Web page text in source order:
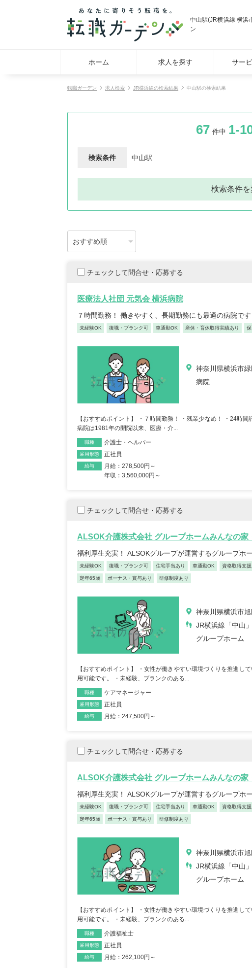
中山駅(JR横浜線 横浜
ン
ホーム 求人を探す サー
転職ガーデン 求人検索 JR横浜線の検索結果 中山駅の検索結果
67 件中 1-
検索条件 中山駅
検索条件を
チェックして問合せ・応募する
医療法人社団 元気会 横浜病院
７時間勤務！ 働きやすく、長期勤務にも最適の病院です
未経験OK 復職・ブランク可 車通勤OK 産休・育休取得実績あり
神奈川県横浜市
病院
【おすすめポイント】 ・７時間勤務！ ・残業少なめ！ ・24時
病院は1981年の開院以来、医療・介...
職種 介護士・ヘルパー
雇用形態 正社員
給与
月給：278,500円～
年収：3,560,000円～
チェックして問合せ・応募する
ALSOK介護株式会社 グループホームみんなの家
福利厚生充実！ ALSOKグループが運営するグループホ
未経験OK 復職・ブランク可 住宅手当あり 車通勤OK 資格取得支援
定年65歳 ボーナス・賞与あり 研修制度あり
神奈川県横浜市
JR横浜線「中山
グループホーム
【おすすめポイント】 ・女性が働きやすい環境づくりを推進し
用可能です。 ・未経験、ブランクのある...
職種 ケアマネージャー
雇用形態 正社員
給与 月給：247,500円～
チェックして問合せ・応募する
ALSOK介護株式会社 グループホームみんなの家
福利厚生充実！ ALSOKグループが運営するグループホ
未経験OK 復職・ブランク可 住宅手当あり 車通勤OK 資格取得支援
定年65歳 ボーナス・賞与あり 研修制度あり
神奈川県横浜市
JR横浜線「中山
グループホーム
【おすすめポイント】 ・女性が働きやすい環境づくりを推進し
用可能です。 ・未経験、ブランクのある...
職種 介護福祉士
雇用形態 正社員
給与 月給：262,100円～
リカバリーインターナシ
ョナル株式会社 訪問看護
ステーション リカバリ
ー 池尻大橋事務所
東京都世田谷区世田谷区
正看護師/39歳/16-20年/東京
【キャリア】 約7年 正社員 総合病院 病棟 約6年
ブランク 約1年 パート デイサー...もっと見る
正看護師/30歳/
葉県
2022/09/25
来/病棟 4年 正職員 総合病院 ...